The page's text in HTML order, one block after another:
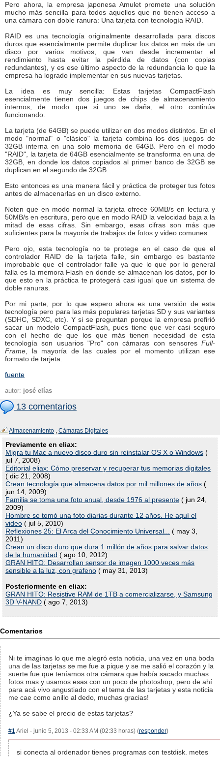
Pero ahora, la empresa japonesa Amulet promete una solución
mucho más sencilla para todos aquellos que no tienen acceso a
una cámara con doble ranura: Una tarjeta con tecnología RAID.
RAID es una tecnología originalmente desarrollada para discos
duros que esencialmente permite duplicar los datos en más de un
disco por varios motivos, que van desde incrementar el
rendimiento hasta evitar la pérdida de datos (con copias
redundantes), y es ese último aspecto de la redundancia lo que la
empresa ha logrado implementar en sus nuevas tarjetas.
La idea es muy sencilla: Estas tarjetas CompactFlash
esencialmente tienen dos juegos de chips de almacenamiento
internos, de modo que si uno se daña, el otro continúa
funcionando.
La tarjeta (de 64GB) se puede utilizar en dos modos distintos. En el
modo "normal" o "clásico" la tarjeta combina los dos juegos de
32GB interna en una solo memoria de 64GB. Pero en el modo
"RAID", la tarjeta de 64GB esencialmente se transforma en una de
32GB, en donde los datos copiados al primer banco de 32GB se
duplican en el segundo de 32GB.
Esto entonces es una manera fácil y práctica de proteger tus fotos
antes de almacenarlas en un disco externo.
Noten que en modo normal la tarjeta ofrece 60MB/s en lectura y
50MB/s en escritura, pero que en modo RAID la velocidad baja a la
mitad de esas cifras. Sin embargo, esas cifras son más que
suficientes para la mayoría de trabajos de fotos y video comunes.
Pero ojo, esta tecnología no te protege en el caso de que el
controlador RAID de la tarjeta falle, sin embargo es bastante
improbable que el controlador falle ya que lo que por lo general
falla es la memora Flash en donde se almacenan los datos, por lo
que esto en la práctica te protegerá casi igual que un sistema de
doble ranuras.
Por mi parte, por lo que espero ahora es una versión de esta
tecnología pero para las más populares tarjetas SD y sus variantes
(SDHC, SDXC, etc). Y si se preguntan porque la empresa prefirió
sacar un modelo CompactFlash, pues tiene que ver casi seguro
con el hecho de que los que más tienen necesidad de esta
tecnología son usuarios "Pro" con cámaras con sensores Full-
Frame , la mayoría de las cuales por el momento utilizan ese
formato de tarjeta.
fuente
autor: josé elías
13 comentarios
Almacenamiento , Cámaras Digitales
Previamente en eliax:
Migra tu Mac a nuevo disco duro sin reinstalar OS X o Windows (
jul 7, 2008)
Editorial eliax: Cómo preservar y recuperar tus memorias digitales
( dic 21, 2008)
Crean tecnología que almacena datos por mil millones de años (
jun 14, 2009)
Familia se toma una foto anual, desde 1976 al presente ( jun 24,
2009)
Hombre se tomó una foto diarias durante 12 años. He aquí el
video ( jul 5, 2010)
Reflexiones 25: El Arca del Conocimiento Universal...
( may 3,
2011)
Crean un disco duro que dura 1 millón de años para salvar datos
de la humanidad ( ago 10, 2012)
GRAN HITO: Desarrollan sensor de imagen 1000 veces más
sensible a la luz, con grafeno ( may 31, 2013)
Posteriormente en eliax:
GRAN HITO: Resistive RAM de 1TB a comercializarse, y Samsung
3D V-NAND ( ago 7, 2013)
Comentarios
Ni te imaginas lo que me alegró esta noticia, una vez en una boda
una de las tarjetas se me fue a pique y se me salió el corazón y la
suerte fue que teníamos otra cámara que había sacado muchas
fotos mas y usamos esas con un poco de photoshop, pero de ahí
para acá vivo angustiado con el tema de las tarjetas y esta noticia
me cae como anillo al dedo, muchas gracias!
¿Ya se sabe el precio de estas tarjetas?
#1 Ariel - junio 5, 2013 - 02:33 AM (02:33 horas) (responder)
si conecta al ordenador tienes programas con testdisk. metes